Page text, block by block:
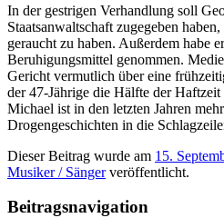
In der gestrigen Verhandlung soll
Staatsanwaltschaft zugegeben
geraucht zu haben. Außerdem habe
Beruhigungsmittel genommen.
Gericht vermutlich über eine
der 47-Jährige die Hälfte der Haftzeit
Michael ist in den letzten Jahren
Drogengeschichten in die
Dieser Beitrag wurde am 15.
Musiker / Sängerveröffentlicht.
Beitragsnavigation